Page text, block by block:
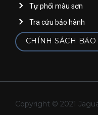
Tự phối màu sơn
Tra cứu bảo hành
CHÍNH SÁCH BẢO
Copyright © 2021